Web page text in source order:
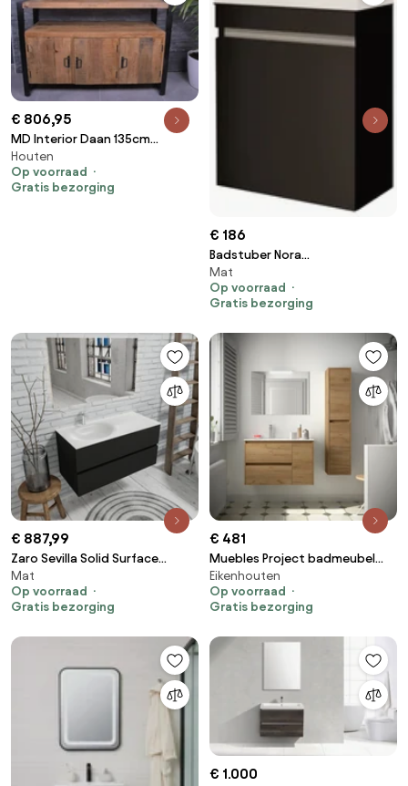
€ 806,95
MD Interior Daan 135cm
badkamermeubel mangohout
zonder kommen
Houten
Op voorraad
Gratis bezorging
€ 186
Badstuber Nora
toiletmeubelset met spiegel
48cm zwart mat
Mat
Op voorraad
Gratis bezorging
€ 887,99
Zaro Sevilla Solid Surface
badmeubel 100cm mat zwart 1
kraangat met 2 lades spoelbak
links
Mat
Op voorraad
Gratis bezorging
€ 481
Muebles Project badmeubel
85cm met 2 lades links en
wastafel warm eiken
Eikenhouten
Op voorraad
Gratis bezorging
€ 1.000